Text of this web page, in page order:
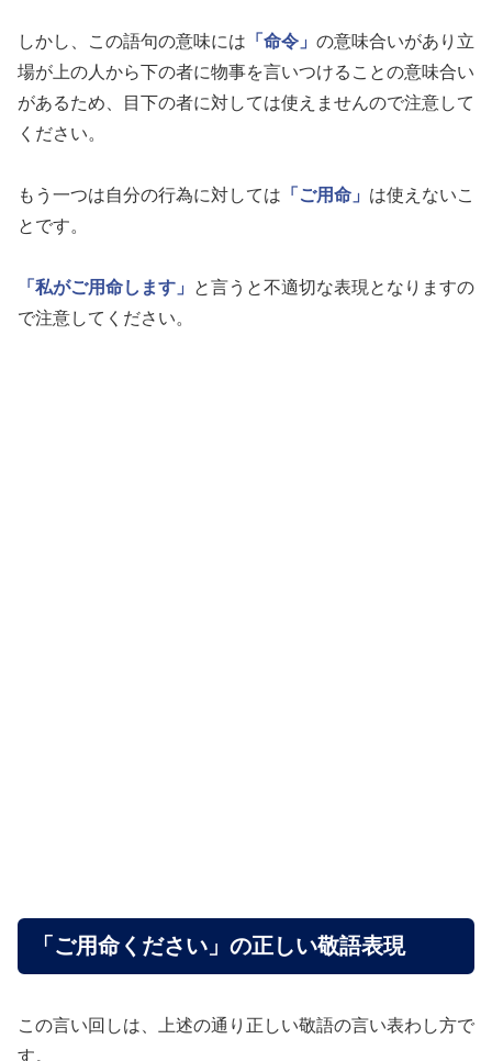
しかし、この語句の意味には 「命令」 の意味合いがあり立
場が上の人から下の者に物事を言いつけることの意味合い
があるため、目下の者に対しては使えませんので注意して
ください。
もう一つは自分の行為に対しては 「ご用命」 は使えないこ
とです。
「私がご用命します」
と言うと不適切な表現となりますの
で注意してください。
「ご用命ください」の正しい敬語表現
この言い回しは、上述の通り正しい敬語の言い表わし方で
す。